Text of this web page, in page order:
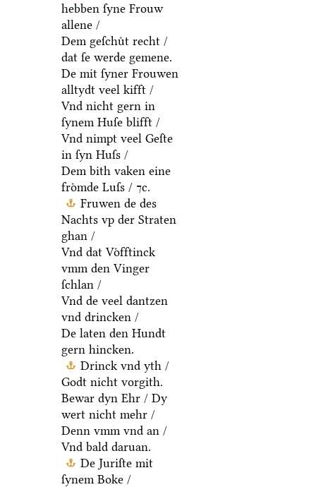
hebben ſyne Frouw
allene /
Dem geſchuͤt recht /
dat ſe werde gemene.
De mit ſyner Frouwen
alltydt veel kifft /
Vnd nicht gern in
ſynem Huſe blifft /
Vnd nimpt veel Geſte
in ſyn Huſs /
Dem bith vaken eine
froͤmde Luſs / ⁊c.
Fruwen de des
Nachts vp der Straten
ghan /
Vnd dat Voͤfftinck
vmm den Vinger
ſchlan /
Vnd de veel dantzen
vnd drincken /
De laten den Hundt
gern hincken.
Drinck vnd yth /
Godt nicht vorgith.
Bewar dyn Ehr / Dy
wert nicht mehr /
Denn vmm vnd an /
Vnd bald daruan.
De Juriſte mit
ſynem Boke /